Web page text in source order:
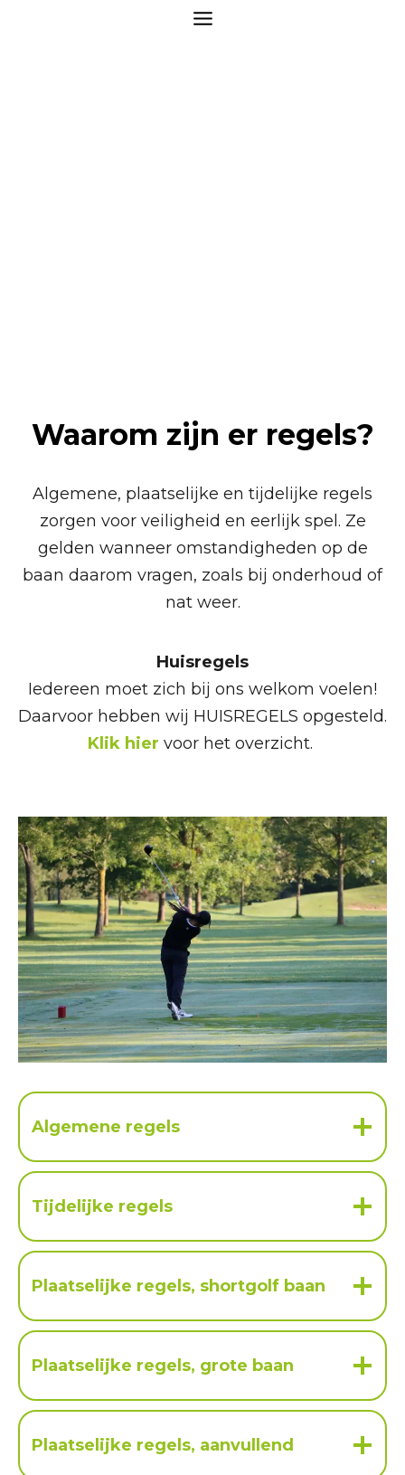
Waarom zijn er regels?
Algemene, plaatselijke en tijdelijke regels
zorgen voor veiligheid en eerlijk spel. Ze
gelden wanneer omstandigheden op de
baan daarom vragen, zoals bij onderhoud of
nat weer.
Huisregels
Iedereen moet zich bij ons welkom voelen!
Daarvoor hebben wij HUISREGELS opgesteld.
Klik hier voor het overzicht.
Algemene regels
Tijdelijke regels
Plaatselijke regels, shortgolf baan
Plaatselijke regels, grote baan
Plaatselijke regels, aanvullend